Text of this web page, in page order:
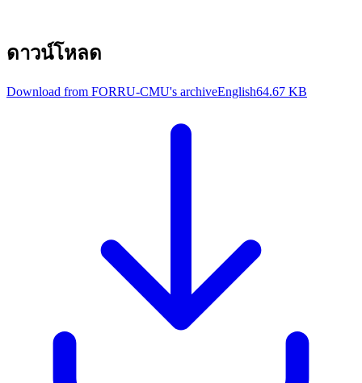
ดาวน์โหลด
Download from FORRU-CMU's archiveEnglish64.67 KB